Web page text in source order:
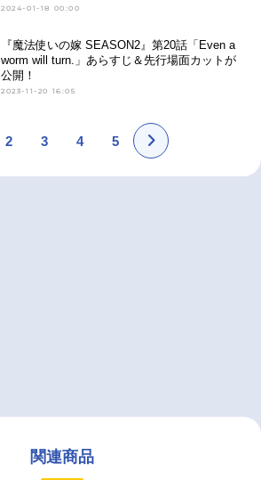
2024-01-18 00:00
『魔法使いの嫁 SEASON2』第20話「Even a
worm will turn.」あらすじ＆先行場面カットが
公開！
2023-11-20 16:05
2 3 4 5
関連商品